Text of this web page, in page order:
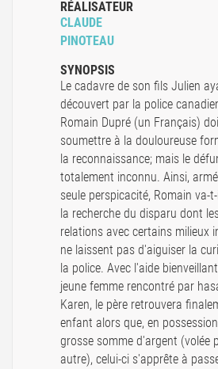
RÉALISATEUR
CLAUDE
PINOTEAU
SYNOPSIS
Le cadavre de son fils Julien
découvert par la police
Romain Dupré (un Français)
soumettre à la douloureuse
la reconnaissance; mais le
totalement inconnu. Ainsi,
seule perspicacité, Romain va-
la recherche du disparu dont
relations avec certains milieux
ne laissent pas d'aiguiser la
la police. Avec l'aide
jeune femme rencontré par
Karen, le père retrouvera
enfant alors que, en
grosse somme d'argent (volée
autre), celui-ci s'apprête à